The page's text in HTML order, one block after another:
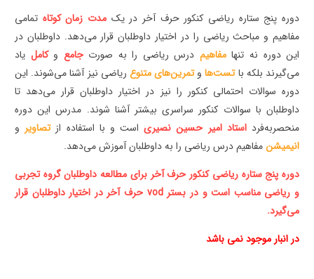
دوره پنج ستاره ریاضی کنکور حرف آخر در یک مدت زمان کوتاه تمامی
مفاهیم و مباحث ریاضی را در اختیار داوطلبان قرار می‌دهد. داوطلبان در
این دوره نه تنهامفاهیم درس ریاضی را به صورتجامع وکامل یاد
می‌گیرند بلکه باتست‌ها وتمرین‌های متنوع ریاضی نیز آشنا می‌شوند. این
دوره سوالات احتمالی کنکور را نیز در اختیار داوطلبان قرار می‌دهد تا
داوطلبان با سوالات کنکور سراسری بیشتر آشنا شوند. مدرس این دوره
منحصربه‌فرداستاد امیر حسین نصیریاست و با استفاده ازتصاویر و
انیمیشنمفاهیم درس ریاضی را به داوطلبان آموزش می‌دهد.
دوره پنج ستاره ریاضی کنکور حرف آخر برای مطالعه داوطلبان گروه تجربی
و ریاضی مناسب است و در بسترvod حرف آخر در اختیار داوطلبان قرار
می‌گیرد.
در انبار موجود نمی باشد